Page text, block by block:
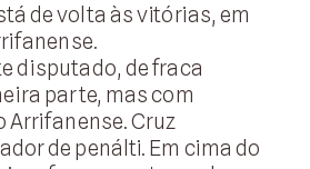
de volta às vitórias, em
disputado, de fraca
parte, mas com
Arrifanense. Cruz
de penálti. Em cima do